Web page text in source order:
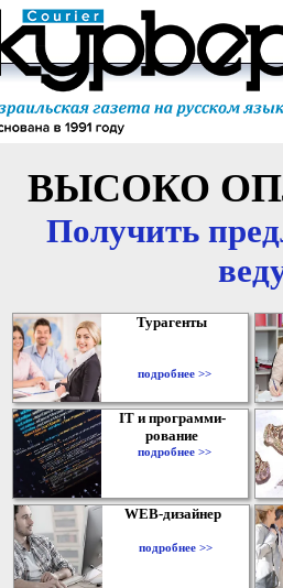
ВЫСОКО
Получить
Турагенты
подробнее >>
IT и программи-
рование
подробнее >>
WEB-дизайнер
подробнее >>